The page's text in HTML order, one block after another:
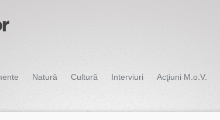
Natură Cultură Interviuri Acţiuni M.o.V.